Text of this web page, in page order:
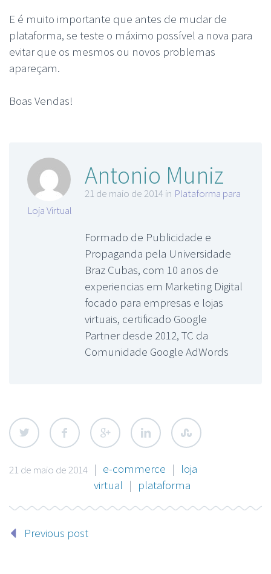
E é muito importante que antes de mudar de
plataforma, se teste o máximo possível a nova para
evitar que os mesmos ou novos problemas
apareçam.
Boas Vendas!
Antonio Muniz
21 de maio de 2014 in Plataforma para
Loja Virtual
Formado de Publicidade e
Propaganda pela Universidade
Braz Cubas, com 10 anos de
experiencias em Marketing Digital
focado para empresas e lojas
virtuais, certificado Google
Partner desde 2012, TC da
Comunidade Google AdWords
21 de maio de 2014 | e-commerce | loja
virtual | plataforma
Previous post